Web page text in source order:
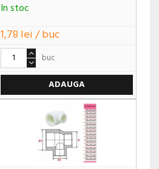
In stoc
1,78 lei / buc
buc
ADAUGA